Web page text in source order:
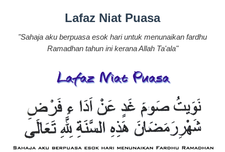
Lafaz Niat Puasa
"Sahaja aku berpuasa esok hari untuk menunaikan fardhu
Ramadhan tahun ini kerana Allah Ta'ala"